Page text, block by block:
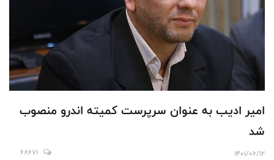
امیر ادیب به عنوان سرپرست کمیته اندرو منصوب
شد
1401/06/12
68671